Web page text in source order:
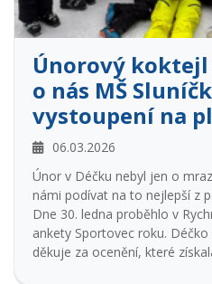
Únorový koktejl
o nás MŠ
vystoupení na
06.03.2026
Únor v Déčku nebyl jen o
námi podívat na to nejlepší z
Dne 30. ledna proběhlo v
ankety Sportovec roku.
děkuje za ocenění, které